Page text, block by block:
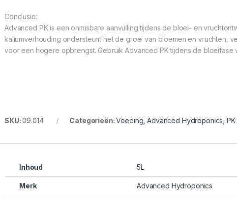
Conclusie:
Advanced PK is een onmisbare aanvulling tijdens de bloei- en
kaliumverhouding ondersteunt het de groei van bloemen en vruchten,
voor een hogere opbrengst. Gebruik Advanced PK tijdens de bloeifase
SKU:09.014 Categorieën:Voeding ,Advanced Hydroponics ,PK
Inhoud 5L
Merk Advanced Hydroponics